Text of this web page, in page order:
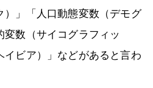
）」「人口動態変数（デモグ
数（サイコグラフィッ
イビア）」などがあると言わ